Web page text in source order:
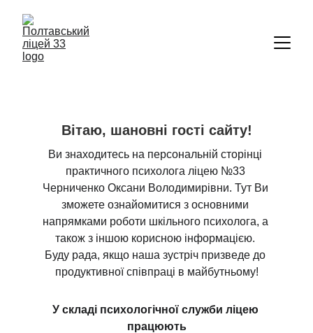
Вітаю, шановні гості сайту!
Ви знаходитесь на персональній сторінці
практичного психолога ліцею №33
Черниченко Оксани Володимирівни. Тут Ви
зможете ознайомитися з основними
напрямками роботи шкільного психолога, а
також з іншою корисною інформацією.
Буду рада, якщо наша зустріч призведе до
продуктивної співпраці в майбутньому!
У складі психологічної служби ліцею
працюють